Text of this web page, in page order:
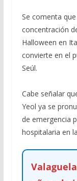
Se comenta
concentración
Halloween en
convierte en el
Seúl.
Cabe señalar
Yeol ya se
de emergencia
hospitalaria en